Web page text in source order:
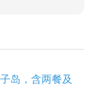
岛，含两餐及